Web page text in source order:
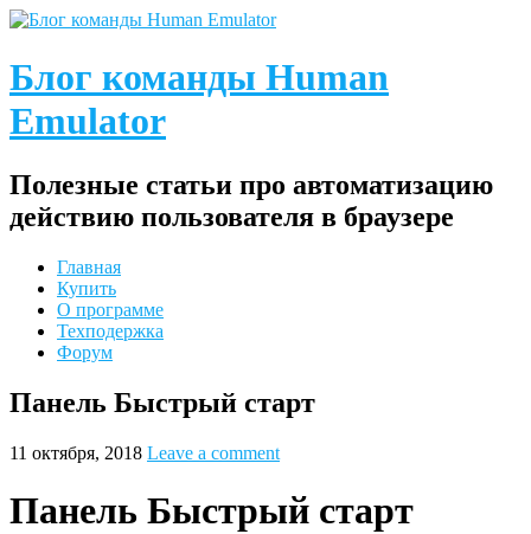
Блог команды Human
Emulator
Полезные статьи про автоматизацию
действию пользователя в браузере
Главная
Купить
О программе
Техподержка
Форум
Панель Быстрый старт
11 октября, 2018 Leave a comment
Панель Быстрый старт